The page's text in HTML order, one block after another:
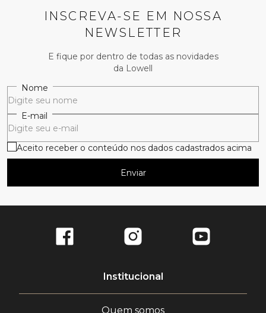
INSCREVA-SE EM NOSSA
NEWSLETTER
E fique por dentro de todas as novidades
da Lowell
Nome
E-mail
Aceito receber o conteúdo nos dados cadastrados acima
Enviar
Institucional
Quem somos